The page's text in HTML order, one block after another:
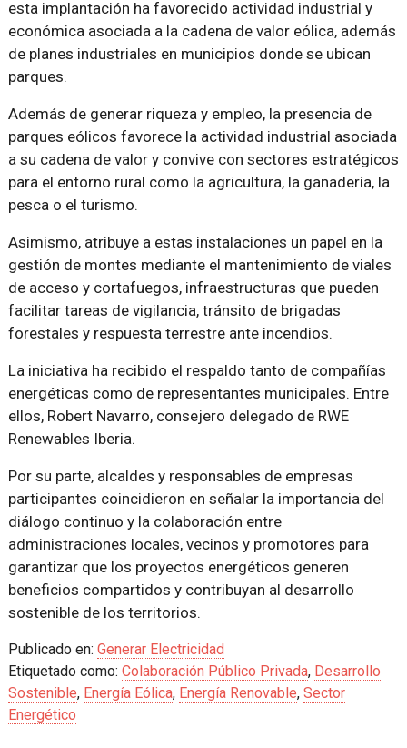
esta implantación ha favorecido actividad industrial y
económica asociada a la cadena de valor eólica, además
de planes industriales en municipios donde se ubican
parques.
Además de generar riqueza y empleo, la presencia de
parques eólicos favorece la actividad industrial asociada
a su cadena de valor y convive con sectores estratégicos
para el entorno rural como la agricultura, la ganadería, la
pesca o el turismo.
Asimismo, atribuye a estas instalaciones un papel en la
gestión de montes mediante el mantenimiento de viales
de acceso y cortafuegos, infraestructuras que pueden
facilitar tareas de vigilancia, tránsito de brigadas
forestales y respuesta terrestre ante incendios.
La iniciativa ha recibido el respaldo tanto de compañías
energéticas como de representantes municipales. Entre
ellos, Robert Navarro, consejero delegado de RWE
Renewables Iberia.
Por su parte, alcaldes y responsables de empresas
participantes coincidieron en señalar la importancia del
diálogo continuo y la colaboración entre
administraciones locales, vecinos y promotores para
garantizar que los proyectos energéticos generen
beneficios compartidos y contribuyan al desarrollo
sostenible de los territorios.
Publicado en: Generar Electricidad
Etiquetado como: Colaboración Público Privada, Desarrollo
Sostenible, Energía Eólica, Energía Renovable, Sector
Energético